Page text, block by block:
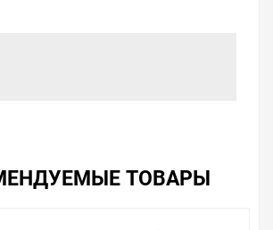
качества и ассортимента.
которые мы продаем, насчитывает
На сайте можно найти как
повышенным спросом, так и
магазинах купить сложно.
то, чему мы уделяем особое
большой выбор товаров из категории
ТОВАРЫ